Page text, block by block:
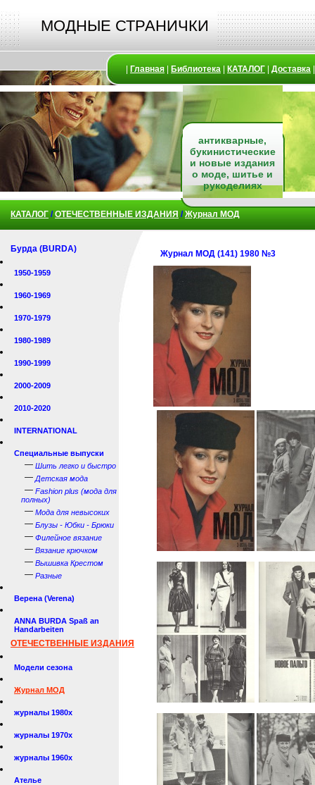
МОДНЫЕ СТРАНИЧКИ
Главная Библиотека КАТАЛОГ Доставка
антикварные,
букинистические
и новые издания
о моде, шитье и
рукоделиях
КАТАЛОГ /ОТЕЧЕСТВЕННЫЕ ИЗДАНИЯ /Журнал МОД
Бурда (BURDA)
1950-1959
1960-1969
1970-1979
1980-1989
1990-1999
2000-2009
2010-2020
INTERNATIONAL
Специальные выпуски
— Шить легко и быстро
— Детская мода
— Fashion plus (мода для
полных)
— Мода для невысоких
— Блузы - Юбки - Брюки
— Филейное вязание
— Вязание крючком
— Вышивка Крестом
— Разные
Верена (Verena)
ANNA BURDA Spaß an
Handarbeiten
ОТЕЧЕСТВЕННЫЕ ИЗДАНИЯ
Модели сезона
Журнал МОД
журналы 1980х
журналы 1970х
журналы 1960х
Ателье
Журнал МОД (141) 1980 №3